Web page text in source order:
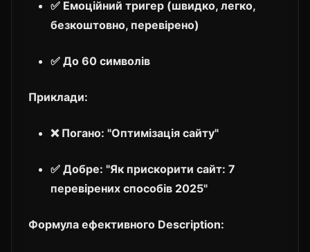
✅ Емоційний тригер (швидко, легко,
безкоштовно, перевірено)
✅ До 60 символів
Приклади:
❌ Погано: "Оптимізація сайту"
✅ Добре: "Як прискорити сайт: 7
перевірених способів 2025"
Формула ефективного Description: